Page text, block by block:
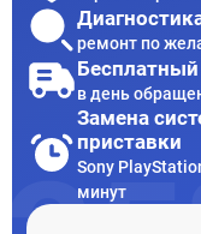
ремонт по
в день
Замена
приставки
Sony
минут